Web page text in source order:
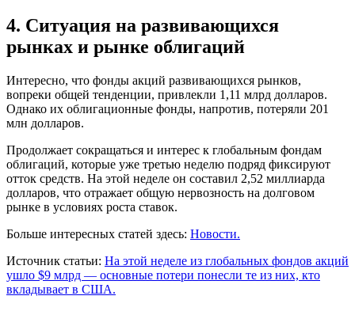
4. Ситуация на развивающихся
рынках и рынке облигаций
Интересно, что фонды акций развивающихся рынков,
вопреки общей тенденции, привлекли 1,11 млрд долларов.
Однако их облигационные фонды, напротив, потеряли 201
млн долларов.
Продолжает сокращаться и интерес к глобальным фондам
облигаций, которые уже третью неделю подряд фиксируют
отток средств. На этой неделе он составил 2,52 миллиарда
долларов, что отражает общую нервозность на долговом
рынке в условиях роста ставок.
Больше интересных статей здесь: Новости.
Источник статьи: На этой неделе из глобальных фондов акций
ушло $9 млрд — основные потери понесли те из них, кто
вкладывает в США.